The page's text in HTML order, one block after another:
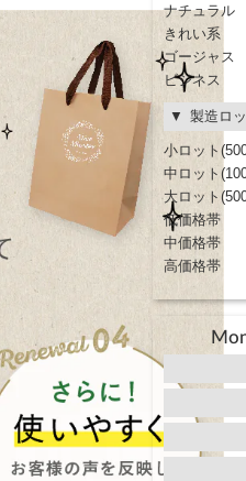
ナチュラル
きれい系
ゴージャス
ビジネス
製造ロ
小ロット
中ロット
大ロット
低価格帯
中価格帯
高価格帯